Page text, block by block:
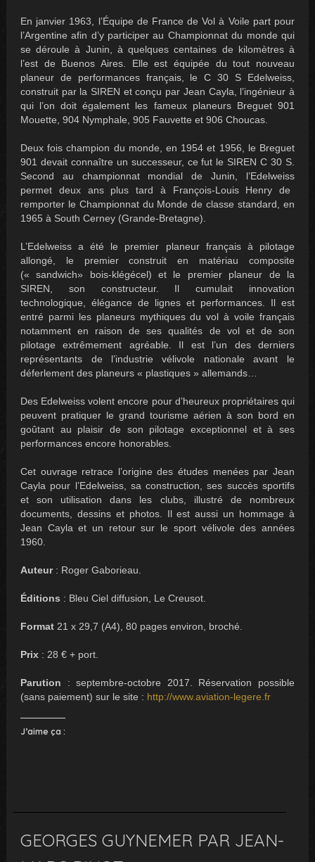
En janvier 1963, l’Équipe de France de Vol à Voile part pour
l’Argentine afin d’y participer au Championnat du monde qui
se déroule à Junin, à quelques centaines de kilomètres à
l’est de Buenos Aires. Elle est équipée du tout nouveau
planeur de performances français, le C 30 S Edelweiss,
construit par la SIREN et conçu par Jean Cayla, l’ingénieur à
qui l’on doit également les fameux planeurs Breguet 901
Mouette , 904 Nymphale , 905 Fauvette et 906Choucas
Deux fois champion du monde, en 1954 et 1956, le Breguet
901 devait connaître un successeur, ce fut le SIREN C 30 S.
Second au championnat mondial de Junin, l’Edelweiss
permet deux ans plus tard à François-Louis Henry de
remporter le Championnat du Monde de classe standard, en
1965 à South Cerney (Grande-Bretagne).
L’Edelweiss a été le premier planeur français à pilotage
allongé, le premier construit en matériau composite
(« sandwich» bois-klégécel) et le premier planeur de la
SIREN, son constructeur. Il cumulait innovation
technologique, élégance de lignes et performances. Il est
entré parmi les planeurs mythiques du vol à voile français
notamment en raison de ses qualités de vol et de son
pilotage extrêmement agréable. Il est l’un des derniers
représentants de l’industrie vélivole nationale avant le
déferlement des planeurs « plastiques » allemands…
Des Edelweiss volent encore pour d’heureux propriétaires qui
peuvent pratiquer le grand tourisme aérien à son bord en
goûtant au plaisir de son pilotage exceptionnel et à ses
performances encore honorables.
Cet ouvrage retrace l’origine des études menées par Jean
Cayla pour l’Edelweiss, sa construction, ses succès sportifs
et son utilisation dans les clubs, illustré de nombreux
documents, dessins et photos. Il est aussi un hommage à
Jean Cayla et un retour sur le sport vélivole des années
1960.
Auteur: Roger Gaborieau.
Éditions : Bleu Ciel diffusion, Le Creusot.
Format 21 x 29,7 (A4), 80 pages environ, broché.
Prix : 28 € + port.
Parution : septembre-octobre 2017. Réservation possible
(sans paiement) sur le site : http://www.aviation-legere.fr
J’aime ça :
GEORGES GUYNEMER PAR JEAN-